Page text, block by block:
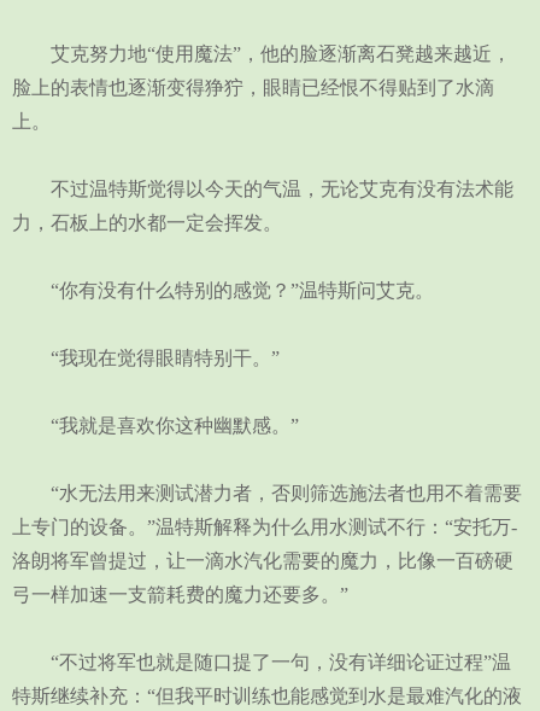
艾克努力地“使用魔法”，他的脸逐渐离石凳越来越近，
脸上的表情也逐渐变得狰狞，眼睛已经恨不得贴到了水滴
上。
不过温特斯觉得以今天的气温，无论艾克有没有法术能
力，石板上的水都一定会挥发。
“你有没有什么特别的感觉？”温特斯问艾克。
“我现在觉得眼睛特别干。”
“我就是喜欢你这种幽默感。”
“水无法用来测试潜力者，否则筛选施法者也用不着需要
上专门的设备。”温特斯解释为什么用水测试不行：“安托万-
洛朗将军曾提过，让一滴水汽化需要的魔力，比像一百磅硬
弓一样加速一支箭耗费的魔力还要多。”
“不过将军也就是随口提了一句，没有详细论证过程”温
特斯继续补充：“但我平时训练也能感觉到水是最难汽化的液